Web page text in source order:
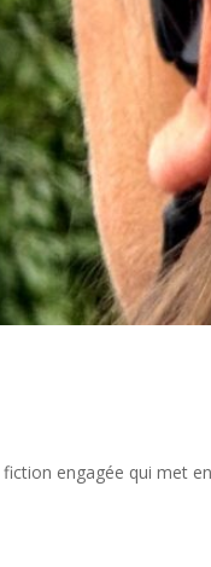
engagée qui met